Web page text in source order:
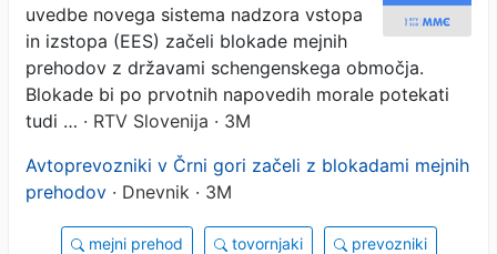
uvedbe novega sistema nadzora vstopa
in izstopa (EES) začeli blokade mejnih
prehodov z državami schengenskega območja.
Blokade bi po prvotnih napovedih morale potekati
tudi … · RTV Slovenija · 3M
Avtoprevozniki v Črni gori začeli z blokadami mejnih
prehodov · Dnevnik · 3M
mejni prehod tovornjaki prevozniki